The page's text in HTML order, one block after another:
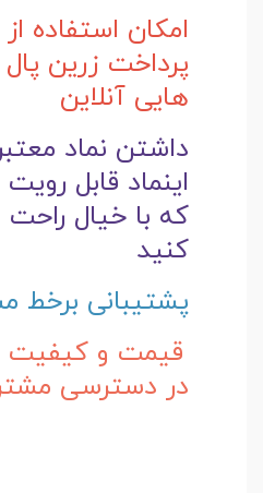
امکان استفاده
پرداخت زرین پال
هایی آنلاین
داشتن نماد
اینماد قابل
که با خیال راحت
کنید
پشتیبانی برخط
قیمت و کیفیت
در دسترسی